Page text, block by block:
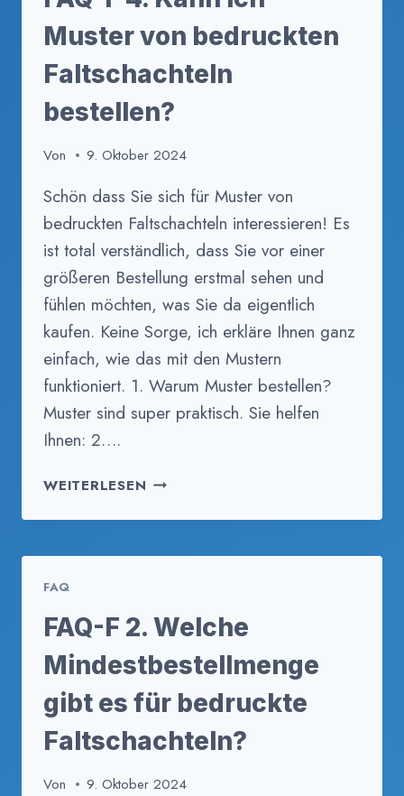
NFERTIGEN L
ASSEN?
Muster von bedruckten
Faltschachteln
bestellen?
Von 9. Oktober 2024
Schön dass Sie sich für Muster von
bedruckten Faltschachteln interessieren! Es
ist total verständlich, dass Sie vor einer
größeren Bestellung erstmal sehen und
fühlen möchten, was Sie da eigentlich
kaufen. Keine Sorge, ich erkläre Ihnen ganz
einfach, wie das mit den Mustern
funktioniert. 1. Warum Muster bestellen?
Muster sind super praktisch. Sie helfen
Ihnen: 2….
WEITERLESEN FAQ-
4.
BEDRUCKTEN
FALTSCHACHTELN
BESTELLEN?
FAQ
FAQ-F 2. Welche
Mindestbestellmenge
gibt es für bedruckte
Faltschachteln?
Von 9. Oktober 2024